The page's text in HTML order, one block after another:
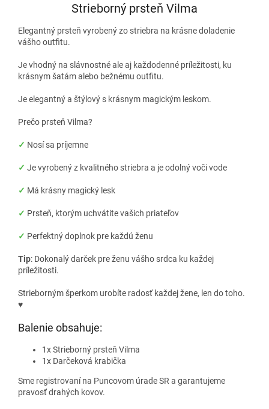
Strieborný prsteň Vilma
Elegantný prsteň vyrobený zo striebra na krásne doladenie
vášho outfitu.
Je vhodný na slávnostné ale aj každodenné príležitosti, ku
krásnym šatám alebo bežnému outfitu.
Je elegantný a štýlový s krásnym magickým leskom.
Prečo prsteň Vilma?
✓ Nosí sa príjemne
✓ Je vyrobený z kvalitného striebra a je odolný voči vode
✓ Má krásny magický lesk
✓ Prsteň, ktorým uchvátite vašich priateľov
✓ Perfektný doplnok pre každú ženu
Tip: Dokonalý darček pre ženu vášho srdca ku každej
príležitosti.
Strieborným šperkom urobíte radosť každej žene, len do toho.
♥
Balenie obsahuje:
1x Strieborný prsteň Vilma
1x Darčeková krabička
Sme registrovaní na Puncovom úrade SR a garantujeme
pravosť drahých kovov.